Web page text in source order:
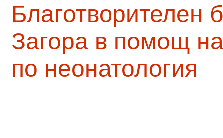
Благотворителен
Загора в помощ
по неонатология